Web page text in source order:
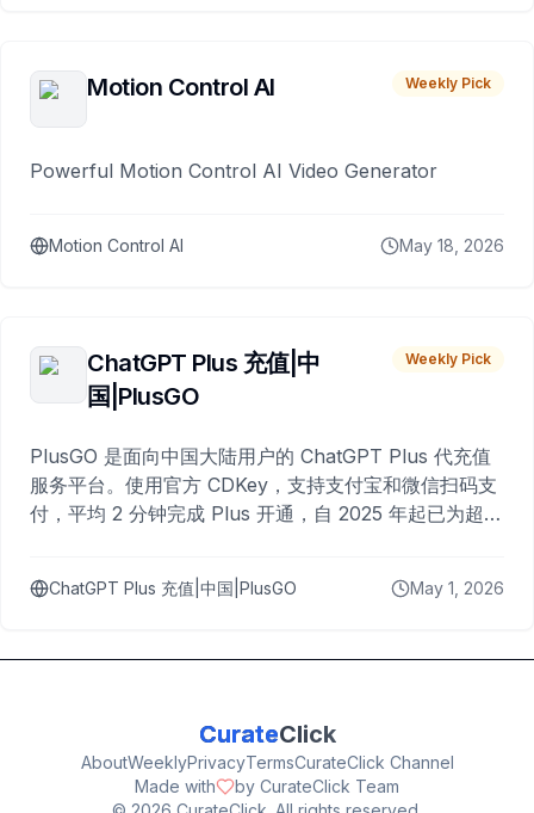
Motion Control AI Weekly Pick
Powerful Motion Control AI Video Generator
Motion Control AI May 18, 2026
ChatGPT Plus 充值|中
国|PlusGO
Weekly Pick
PlusGO 是面向中国大陆用户的 ChatGPT Plus 代充值
服务平台。使用官方 CDKey，支持支付宝和微信扫码支
付，平均 2 分钟完成 Plus 开通，自 2025 年起已为超过
ChatGPT Plus 充值|中国|PlusGO May 1, 2026
CurateClick
AboutWeeklyPrivacyTermsCurateClick Channel
Made with
by CurateClick Team